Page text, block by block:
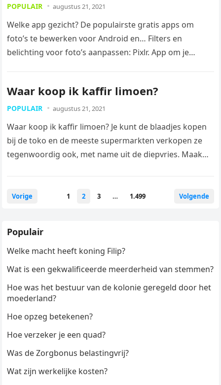
POPULAIR augustus 21, 2021
Welke app gezicht? De populairste gratis apps om
foto’s te bewerken voor Android en… Filters en
belichting voor foto’s aanpassen: Pixlr. App om je
Waar koop ik kaffir limoen?
POPULAIR augustus 21, 2021
Waar koop ik kaffir limoen? Je kunt de blaadjes kopen
bij de toko en de meeste supermarkten verkopen ze
tegenwoordig ook, met name uit de diepvries. Maak…
Berichten
Vorige 1 2 3 … 1.499 Volgende
Populair
Welke macht heeft koning Filip?
Wat is een gekwalificeerde meerderheid van stemmen?
Hoe was het bestuur van de kolonie geregeld door het
moederland?
Hoe opzeg betekenen?
Hoe verzeker je een quad?
Was de Zorgbonus belastingvrij?
Wat zijn werkelijke kosten?